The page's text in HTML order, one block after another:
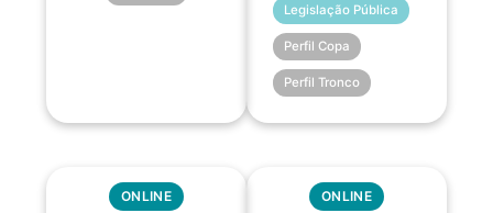
Legislação Pública
Perfil Copa
Perfil Tronco
ONLINE ONLINE